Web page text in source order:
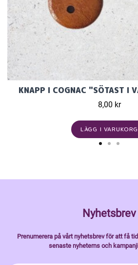
KNAPP I COGNAC "SÖTAST I
8,00 kr
LÄGG I VARUKORG
Nyhetsbrev
Prenumerera på vårt nyhetsbrev för att få
senaste nyheterns och